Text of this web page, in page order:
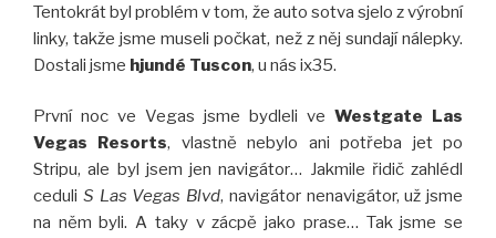
Tentokrát byl problém v tom, že auto sotva sjelo z výrobní
linky, takže jsme museli počkat, než z něj sundají nálepky.
Dostali jsme hjundé Tuscon, u nás ix35.
První noc ve Vegas jsme bydleli ve Westgate Las
Vegas Resorts, vlastně nebylo ani potřeba jet po
Stripu, ale byl jsem jen navigátor… Jakmile řidič zahlédl
ceduli S Las Vegas Blvd, navigátor nenavigátor, už jsme
na něm byli. A taky v zácpě jako prase… Tak jsme se